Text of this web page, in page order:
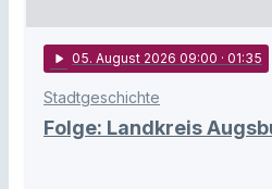
play_arrow 05. August 2026 09:00 · 01:35
Stadtgeschichte
Folge: Landkreis